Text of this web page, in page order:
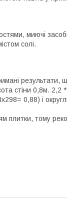
миючі
солі.
результати,
стіни 0,8м. 2,2
0,88) і
плитки, тому